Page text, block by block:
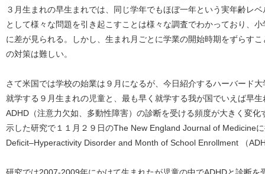
３月生まれの早生まれでは、同じ学年でもほぼ一年という実年齢レ
として様々な問題を引き起こすことは様々な調査でわかっており、
に差が見られる。しかし、生まれ月ごとに学業の開始時期をずらす
の対策は難しい。
さて米国では学校の始業は９月になるが、今日紹介するハーバード
就学する９月生まれの児童と、最も早く就学する我が国でいえば早
ADHD（注意力欠如、多動性障害）の診断を受ける頻度が大きく変
示した研究で１１月２９日のThe New England Journal of Medicine
Deficit–Hyperactivity Disorder and Month of School Enrollment （
研究では2007-2009年にかけて生まれたが児童の中でADHDと診断を